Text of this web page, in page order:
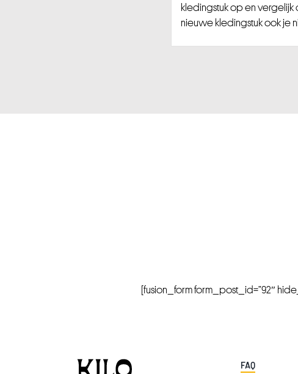
kledingstuk op en
nieuwe kledingstuk ook je
[fusion_form form_post_id=”92″
FAQ